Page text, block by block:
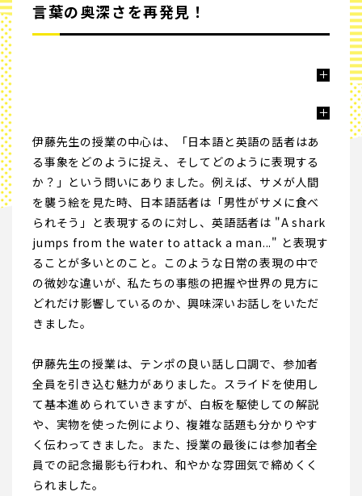
言葉の奥深さを再発見！
伊藤先生の授業の中心は、「日本語と英語の話者はあ
る事象をどのように捉え、そしてどのように表現する
か？」という問いにありました。例えば、サメが人間
を襲う絵を見た時、日本語話者は「男性がサメに食べ
られそう」と表現するのに対し、英語話者は "A shark
jumps from the water to attack a man..." と表現す
ることが多いとのこと。このような日常の表現の中で
の微妙な違いが、私たちの事態の把握や世界の見方に
どれだけ影響しているのか、興味深いお話しをいただ
きました。
伊藤先生の授業は、テンポの良い話し口調で、参加者
全員を引き込む魅力がありました。スライドを使用し
て基本進められていきますが、白板を駆使しての解説
や、実物を使った例により、複雑な話題も分かりやす
く伝わってきました。また、授業の最後には参加者全
員での記念撮影も行われ、和やかな雰囲気で締めくく
られました。